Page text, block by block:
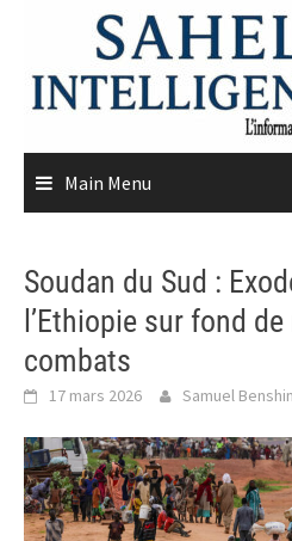
content
Main Menu
Soudan du Sud :
l’Ethiopie sur fond
combats
17 mars 2026 Samuel